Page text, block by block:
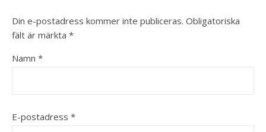
Din e-postadress kommer inte publiceras. Obligatoriska
fält är märkta *
Namn *
E-postadress *